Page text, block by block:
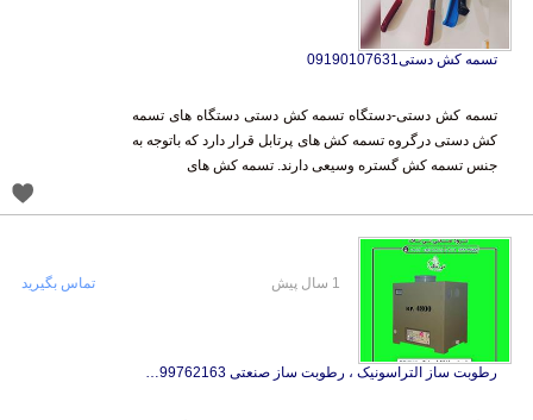
تسمه کش دستی09190107631
تسمه کش دستی-دستگاه تسمه کش دستی دستگاه های تسمه
کش دستی درگروه تسمه کش های پرتابل قرار دارد که باتوجه به
جنس تسمه کش گستره وسیعی دارند. تسمه کش های
رطوبت ساز التراسونیک ، رطوبت ساز صنعتی 09199762163
تماس بگیرید